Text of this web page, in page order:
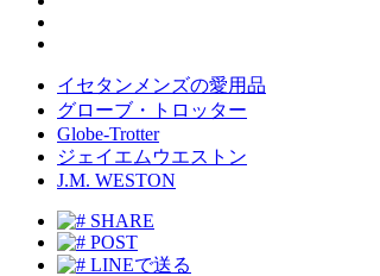
イセタンメンズの愛用品
グローブ・トロッター
Globe-Trotter
ジェイエムウエストン
J.M. WESTON
SHARE
POST
LINEで送る